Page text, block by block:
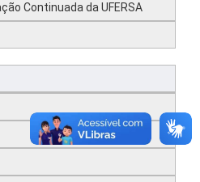
Continuada da UFERSA